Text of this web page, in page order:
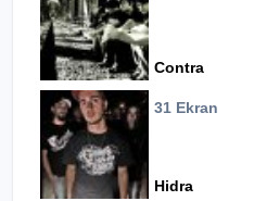
Contra
31 Ekran
Hidra